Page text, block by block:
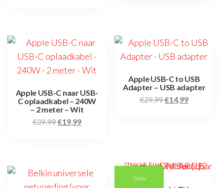
Apple USB-C naar USB-
C oplaadkabel – 240W
– 2 meter – Wit
€39,99€19,99
Apple USB-C to USB
Adapter – USB adapter
€29,99€14,99
New